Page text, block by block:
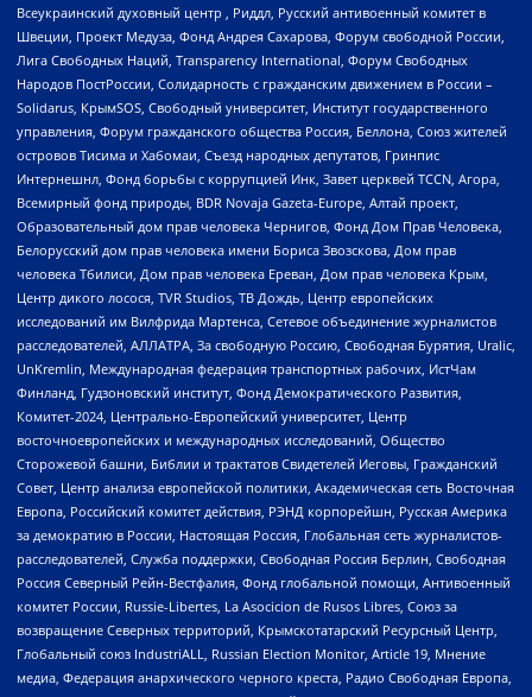
Всеукраинский духовный центр , Риддл, Русский антивоенный комитет в
Швеции, Проект Медуза, Фонд Андрея Сахарова, Форум свободной России,
Лига Свободных Наций, Transparеncy International, Форум Свободных
Народов ПостРоссии, Солидарность с гражданским движением в России –
Solidarus, КрымSOS, Свободный университет, Институт государственного
управления, Форум гражданского общества Россия, Беллона, Союз жителей
островов Тисима и Хабомаи, Съезд народных депутатов, Гринпис
Интернешнл, Фонд борьбы с коррупцией Инк, Завет церквей TCCN, Агора,
Всемирный фонд природы, BDR Novaja Gazeta-Europe, Алтай проект,
Образовательный дом прав человека Чернигов, Фонд Дом Прав Человека,
Белорусский дом прав человека имени Бориса Звозскова, Дом прав
человека Тбилиси, Дом прав человека Ереван, Дом прав человека Крым,
Центр дикого лосося, TVR Studios, ТВ Дождь, Центр европейских
исследований им Вилфрида Мартенса, Сетевое объединение журналистов
расследователей, АЛЛАТРА, За свободную Россию, Свободная Бурятия, Uralic,
UnKremlin, Международная федерация транспортных рабочих, ИстЧам
Финланд, Гудзоновский институт, Фонд Демократического Развития,
Комитет-2024, Центрально-Европейский университет, Центр
восточноевропейских и международных исследований, Общество
Сторожевой башни, Библии и трактатов Свидетелей Иеговы, Гражданский
Совет, Центр анализа европейской политики, Академическая сеть Восточная
Европа, Российский комитет действия, РЭНД корпорейшн, Русская Америка
за демократию в России, Настоящая Россия, Глобальная сеть журналистов-
расследователей, Служба поддержки, Свободная Россия Берлин, Свободная
Россия Северный Рейн-Вестфалия, Фонд глобальной помощи, Антивоенный
комитет России, Russie-Libertes, La Asocicion de Rusos Libres, Союз за
возвращение Северных территорий, Крымскотатарский Ресурсный Центр,
Глобальный союз IndustriALL, Russian Election Monitor, Article 19, Мнение
медиа, Федерация анархического черного креста, Радио Свободная Европа,